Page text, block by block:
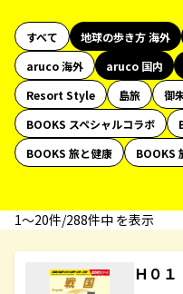
すべて 地球の歩き方 海外
aruco 海外
aruco 国内
Resort Style
島旅 御
BOOKS スペシャルコラボ
BOOKS 旅と健康
BOOKS
1〜20件/288件中 を表示
Ｈ０